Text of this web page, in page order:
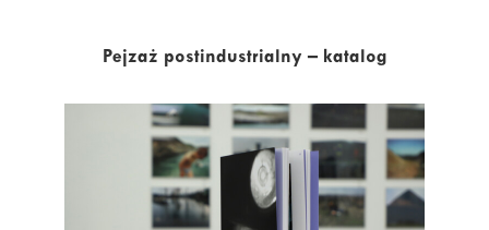
Pejzaż postindustrialny – katalog